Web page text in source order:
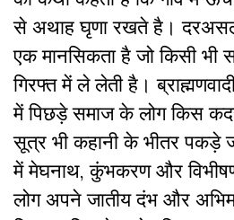
से अथाह घृणा रखते है। दरअसल,
एक मानसिकता है जो किसी भी
गिरफ्त में ले लेती है।
में पिछड़े समाज के लोग किस
सूत्र भी कहानी के भीतर पकड़े
में मेघनाथ, कुंभकरण और
लोग अपने जातीय दंभ और